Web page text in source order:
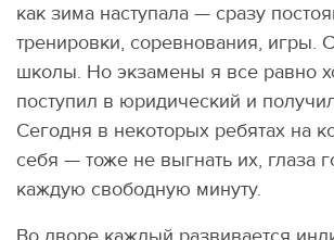
как зима наступала — сразу
тренировки, соревнования, игры.
школы. Но экзамены я все равно
поступил в юридический и
Сегодня в некоторых ребятах на
себя — тоже не выгнать их, глаза
каждую свободную минуту.